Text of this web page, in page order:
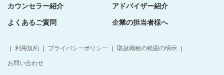
カウンセラー紹介
アドバイザー紹介
よくあるご質問
企業の担当者様へ
｜ 利用規約 ｜ プライバシーポリシー ｜ 取扱職種の範囲の明示 ｜
お問い合わせ